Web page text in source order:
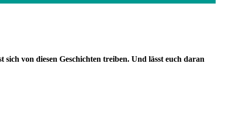
von diesen Geschichten treiben. Und lässt euch daran